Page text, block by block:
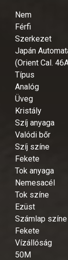
Nem
Férfi
Szerkezet
Japán
(Orient Cal.
Típus
Analóg
Üveg
Kristály
Szíj anyaga
Valódi bőr
Szíj színe
Fekete
Tok anyaga
Nemesacél
Tok színe
Ezüst
Számlap színe
Fekete
Vízállóság
50M